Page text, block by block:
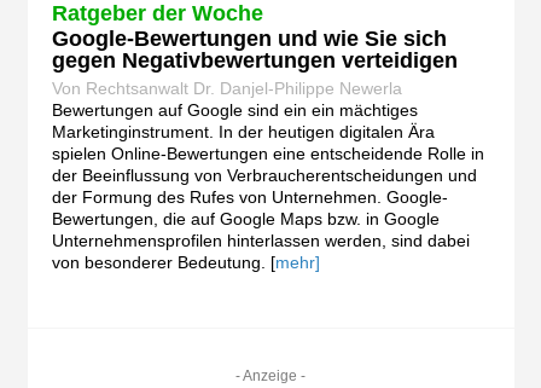
Ratgeber der Woche
Google-Bewertungen und wie Sie sich
gegen Negativbewertungen verteidigen
Von Rechtsanwalt Dr. Danjel-Philippe Newerla
Bewertungen auf Google sind ein ein mächtiges
Marketinginstrument. In der heutigen digitalen Ära
spielen Online-Bewertungen eine entscheidende Rolle in
der Beeinflussung von Verbraucherentscheidungen und
der Formung des Rufes von Unternehmen. Google-
Bewertungen, die auf Google Maps bzw. in Google
Unternehmensprofilen hinterlassen werden, sind dabei
von besonderer Bedeutung. [mehr]
- Anzeige -